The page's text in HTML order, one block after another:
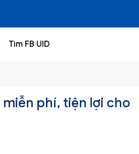
Tìm FB UID
miễn phí, tiện lợi cho